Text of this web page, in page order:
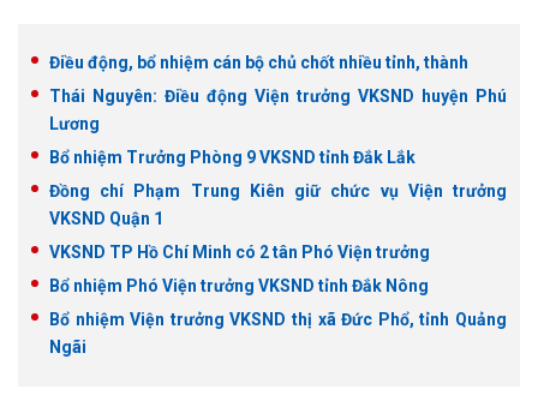
Điều động, bổ nhiệm cán bộ chủ chốt nhiều tỉnh, thành
Thái Nguyên: Điều động Viện trưởng VKSND huyện Phú
Lương
Bổ nhiệm Trưởng Phòng 9 VKSND tỉnh Đắk Lắk
Đồng chí Phạm Trung Kiên giữ chức vụ Viện trưởng
VKSND Quận 1
VKSND TP Hồ Chí Minh có 2 tân Phó Viện trưởng
Bổ nhiệm Phó Viện trưởng VKSND tỉnh Đắk Nông
Bổ nhiệm Viện trưởng VKSND thị xã Đức Phổ, tỉnh Quảng
Ngãi